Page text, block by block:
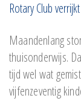
Rotary Club
Maandenlang
thuisonderwijs.
tijd wel wat
vijfenzeventig